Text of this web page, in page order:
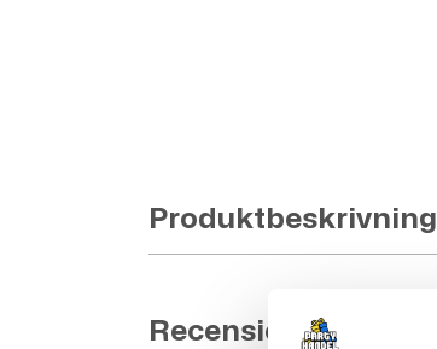
Produktbeskrivning
Recensioner (2)